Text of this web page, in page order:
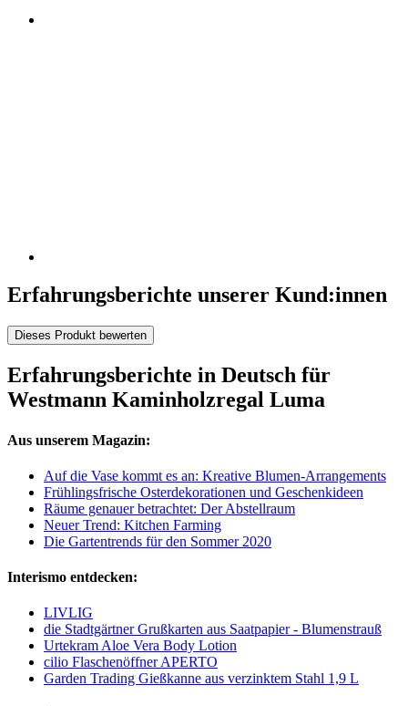
Erfahrungsberichte unserer Kund:innen
Dieses Produkt bewerten
Erfahrungsberichte in Deutsch für
Westmann Kaminholzregal Luma
Aus unserem Magazin:
Auf die Vase kommt es an: Kreative Blumen-Arrangements
Frühlingsfrische Osterdekorationen und Geschenkideen
Räume genauer betrachtet: Der Abstellraum
Neuer Trend: Kitchen Farming
Die Gartentrends für den Sommer 2020
Interismo entdecken:
LIVLIG
die Stadtgärtner Grußkarten aus Saatpapier - Blumenstrauß
Urtekram Aloe Vera Body Lotion
cilio Flaschenöffner APERTO
Garden Trading Gießkanne aus verzinktem Stahl 1,9 L